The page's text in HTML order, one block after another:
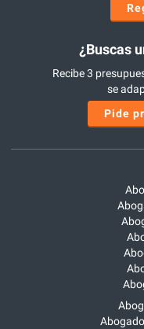
¿Buscas
Recibe 3
se
Pide